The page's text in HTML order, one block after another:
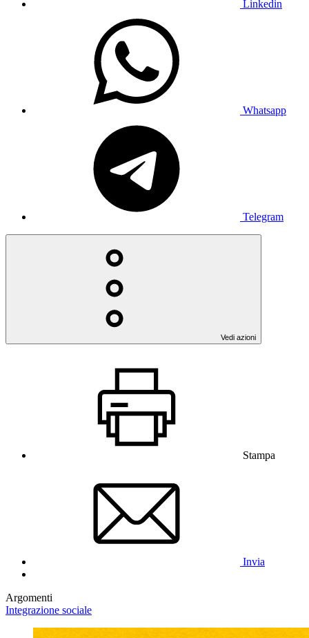
Linkedin
Whatsapp
Telegram
Vedi azioni
Stampa
Invia
Argomenti
Integrazione sociale